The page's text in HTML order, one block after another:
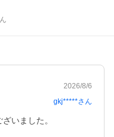
2026/8/6
gkj*****さん
いました。